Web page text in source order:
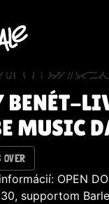
BENÉT-
MUSIC
OPEN
supportom